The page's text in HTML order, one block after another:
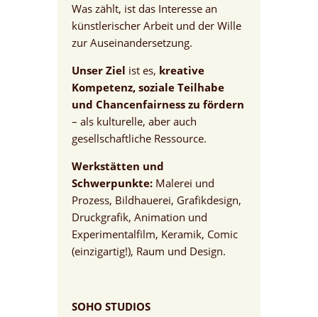
Was zählt, ist das Interesse an
künstlerischer Arbeit und der Wille
zur Auseinandersetzung.
Unser Ziel ist es, kreative
Kompetenz, soziale Teilhabe
und Chancenfairness zu fördern
– als kulturelle, aber auch
gesellschaftliche Ressource.
Werkstätten und
Schwerpunkte:Malerei und
Prozess, Bildhauerei, Grafikdesign,
Druckgrafik, Animation und
Experimentalfilm, Keramik, Comic
(einzigartig!), Raum und Design.
SOHO STUDIOS